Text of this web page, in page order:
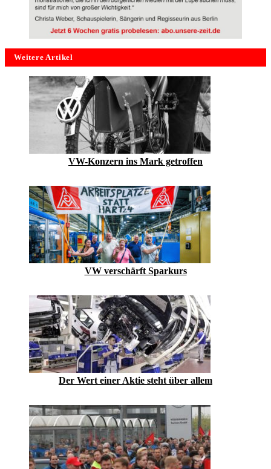
Weitere Artikel
VW-Konzern ins Mark getroffen
VW verschärft Sparkurs
Der Wert einer Aktie steht über allem